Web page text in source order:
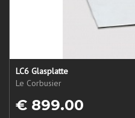
LC6 Glasplatte
Le Corbusier
€ 899.00